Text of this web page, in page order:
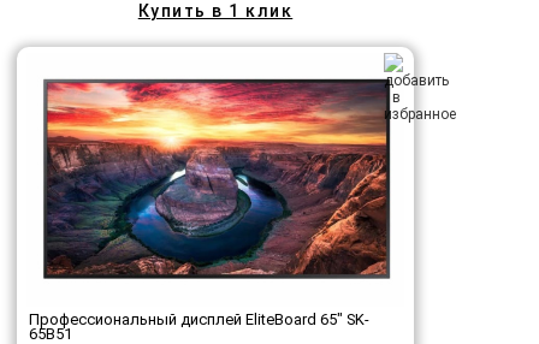
Купить в 1 клик
Профессиональный дисплей EliteBoard 65" SK-
65B51